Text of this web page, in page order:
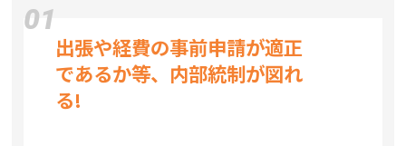
01
出張や経費の事前申請が適正
であるか等、内部統制が図れ
る!